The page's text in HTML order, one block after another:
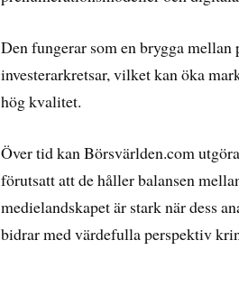
Den fungerar som en brygga
investerarkretsar, vilket kan öka
hög kvalitet.
Över tid kan Börsvärlden.com
förutsatt att de håller balansen
medielandskapet är stark när dess
bidrar med värdefulla perspektiv